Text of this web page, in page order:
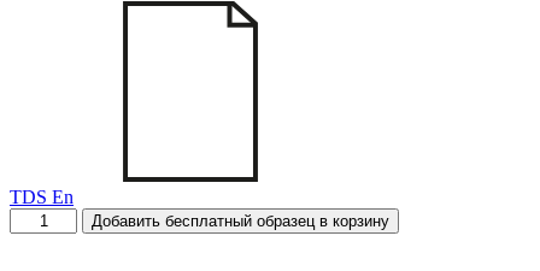
TDS En
Количество
товара
Добавить бесплатный образец в корзину